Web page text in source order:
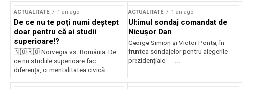
ACTUALITATE 1 an ago
De ce nu te poți numi deștept
doar pentru că ai studii
superioare!?
🇳🇴🇷🇴 Norvegia vs. România: De
ce nu studiile superioare fac
diferența, ci mentalitatea civică...
ACTUALITATE 1 an ago
Ultimul sondaj comandat de
Nicușor Dan
George Simion și Victor Ponta, în
fruntea sondajelor pentru alegerile
prezidențiale ...